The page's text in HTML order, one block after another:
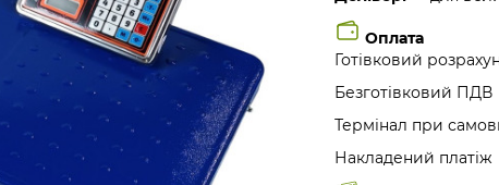
Оплата
Готівковий
Безготівковий ПДВ
Термінал при
Накладений платіж